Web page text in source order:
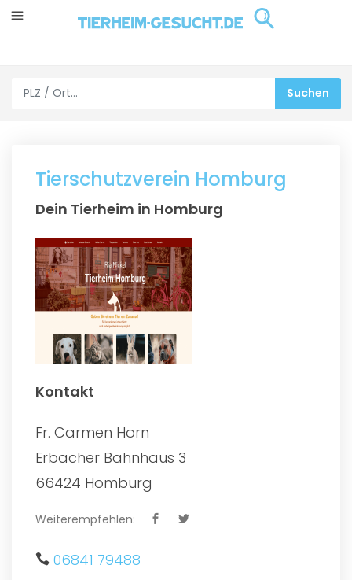
Tierschutzverein Homburg
Dein Tierheim in Homburg
Kontakt
Fr. Carmen Horn
Erbacher Bahnhaus 3
66424 Homburg
Weiterempfehlen:
06841 79488